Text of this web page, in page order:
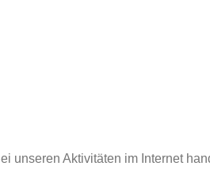
unseren Aktivitäten im Internet